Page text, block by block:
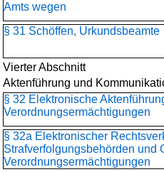
Amts wegen
§ 31 Schöffen, Urkundsbeamte
Vierter Abschnitt
Aktenführung und
§ 32 Elektronische
Verordnungsermächtigungen
§ 32a Elektronischer
Strafverfolgungsbehörden und
Verordnungsermächtigungen